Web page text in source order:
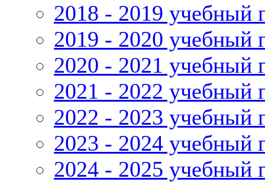
2018 - 2019 учебный
2019 - 2020 учебный
2020 - 2021 учебный
2021 - 2022 учебный
2022 - 2023 учебный
2023 - 2024 учебный
2024 - 2025 учебный